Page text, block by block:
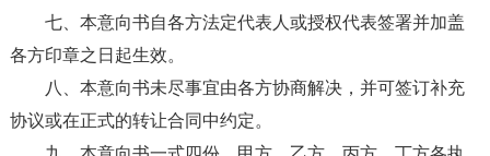
七、本意向书自各方法定代表人或授权代表签署并加盖
各方印章之日起生效。
八、本意向书未尽事宜由各方协商解决，并可签订补充
协议或在正式的转让合同中约定。